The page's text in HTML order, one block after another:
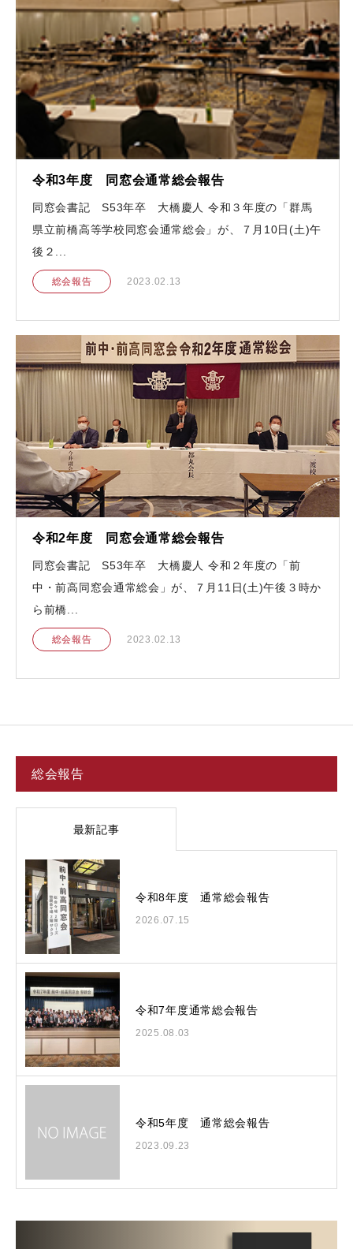
令和3年度 同窓会通常総会報告
同窓会書記 S53年卒 大橋慶人 令和３年度の「群馬
県立前橋高等学校同窓会通常総会」が、７月10日(土)午
後２...
総会報告 2023.02.13
令和2年度 同窓会通常総会報告
同窓会書記 S53年卒 大橋慶人 令和２年度の「前
中・前高同窓会通常総会」が、７月11日(土)午後３時か
ら前橋...
総会報告 2023.02.13
総会報告
最新記事
令和8年度 通常総会報告
2026.07.15
令和7年度通常総会報告
2025.08.03
令和5年度 通常総会報告
2023.09.23